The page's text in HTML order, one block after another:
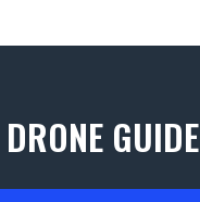
DRONE GUIDE